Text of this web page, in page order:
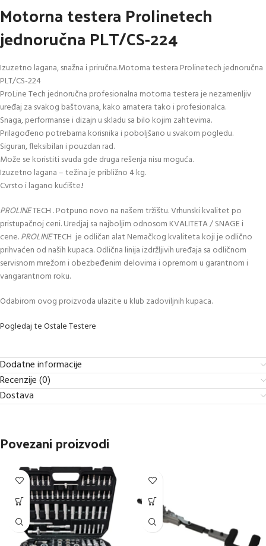
Motorna testera Prolinetech
jednoručna PLT/CS-224
Izuzetno lagana, snažna i priručna.Motorna testera Prolinetech jednoručna
PLT/CS-224
ProLine Tech jednoručna profesionalna motorna testera je nezamenljiv
uređaj za svakog baštovana, kako amatera tako i profesionalca.
Snaga, performanse i dizajn u skladu sa bilo kojim zahtevima.
Prilagođeno potrebama korisnika i poboljšano u svakom pogledu.
Siguran, fleksibilan i pouzdan rad.
Može se koristiti svuda gde druga rešenja nisu moguća.
Izuzetno lagana – težina je približno 4 kg.
Cvrsto i lagano kućište.!
PROLINETECH . Potpuno novo na našem tržištu. Vrhunski kvalitet po
pristupačnoj ceni. Uredjaj sa najboljim odnosom KVALITETA / SNAGE i
cene.PROLINETECH je odličan alat Nemačkog kvaliteta koji je odlično
prihvaćen od naših kupaca. Odlična linija izdržljivih uređaja sa odličnom
servisnom mrežom i obezbeđenim delovima i opremom u garantnom i
vangarantnom roku.
Odabirom ovog proizvoda ulazite u klub zadoviljnih kupaca.
Pogledaj te Ostale Testere
Dodatne informacije
Recenzije (0)
Dostava
Povezani proizvodi